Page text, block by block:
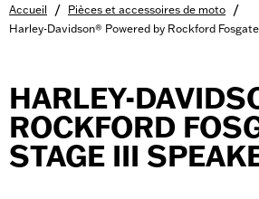
Accueil / Pièces et accessoires de moto /
Harley-Davidson® Powered by Rockford
HARLEY-
ROCKFORD
STAGE III